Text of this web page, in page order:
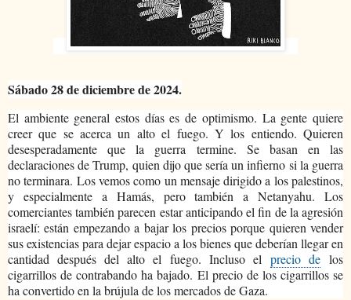
Sábado 28 de diciembre de 2024.
El ambiente general estos días es de optimismo. La gente quiere
creer que se acerca un alto el fuego. Y los entiendo. Quieren
desesperadamente que la guerra termine. Se basan en las
declaraciones de Trump, quien dijo que sería un infierno si la guerra
no terminara. Los vemos como un mensaje dirigido a los palestinos,
y especialmente a Hamás, pero también a Netanyahu. Los
comerciantes también parecen estar anticipando el fin de la agresión
israelí: están empezando a bajar los precios porque quieren vender
sus existencias para dejar espacio a los bienes que deberían llegar en
cantidad después del alto el fuego. Incluso el precio delos
cigarrillos de contrabando ha bajado. El precio de los cigarrillos se
ha convertido en la brújula de los mercados de Gaza.